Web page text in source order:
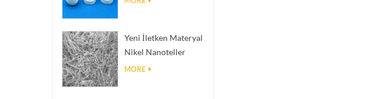
Yeni İletken Materyal
Nikel Nanoteller
Ninws
MORE